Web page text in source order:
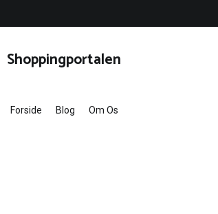
Shoppingportalen
Forside Blog Om Os